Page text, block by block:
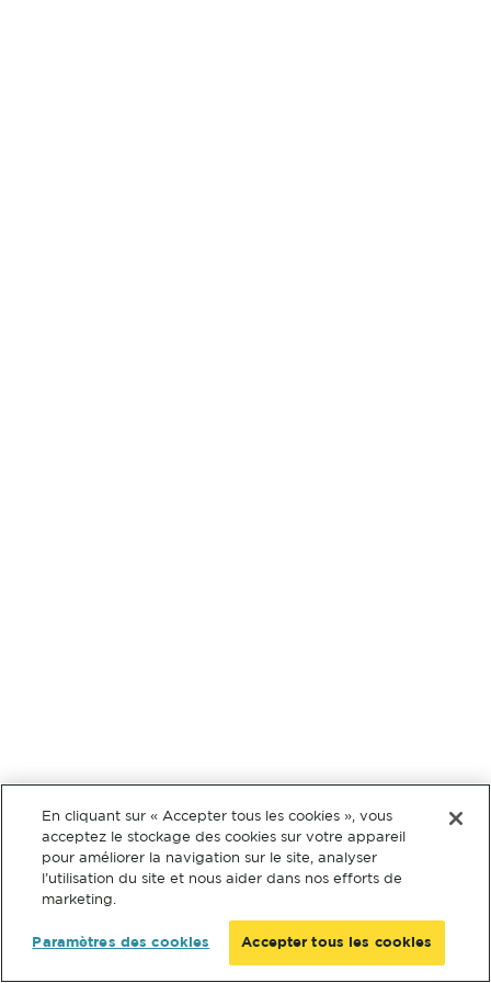
En cliquant sur « Accepter tous les cookies », vous
acceptez le stockage des cookies sur votre appareil
pour améliorer la navigation sur le site, analyser
l’utilisation du site et nous aider dans nos efforts de
marketing.
Paramètres des cookies Accepter tous les cookies